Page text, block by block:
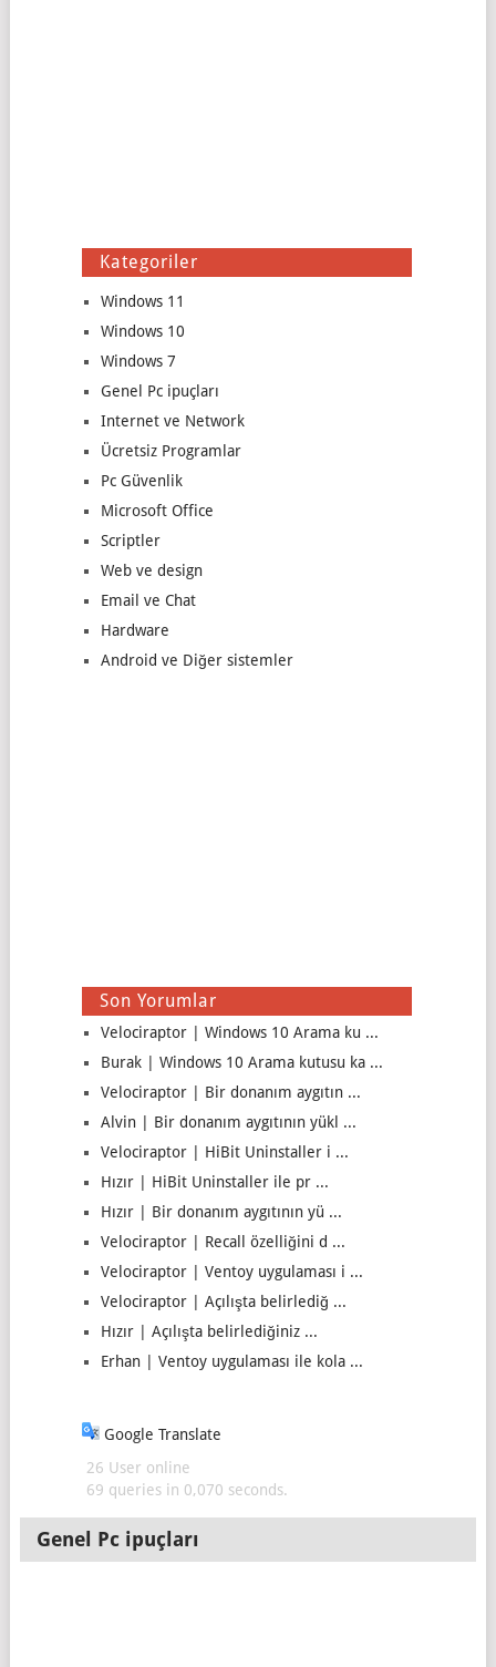
Kategoriler
Windows 11
Windows 10
Windows 7
Genel Pc ipuçları
Internet ve Network
Ücretsiz Programlar
Pc Güvenlik
Microsoft Office
Scriptler
Web ve design
Email ve Chat
Hardware
Android ve Diğer sistemler
Son Yorumlar
Velociraptor | Windows 10 Arama ku ...
Burak | Windows 10 Arama kutusu ka ...
Velociraptor | Bir donanım aygıtın ...
Alvin | Bir donanım aygıtının yükl ...
Velociraptor | HiBit Uninstaller i ...
Hızır | HiBit Uninstaller ile pr ...
Hızır | Bir donanım aygıtının yü ...
Velociraptor | Recall özelliğini d ...
Velociraptor | Ventoy uygulaması i ...
Velociraptor | Açılışta belirlediğ ...
Hızır | Açılışta belirlediğiniz ...
Erhan | Ventoy uygulaması ile kola ...
Google Translate
26 User online
69 queries in 0,070 seconds.
Genel Pc ipuçları